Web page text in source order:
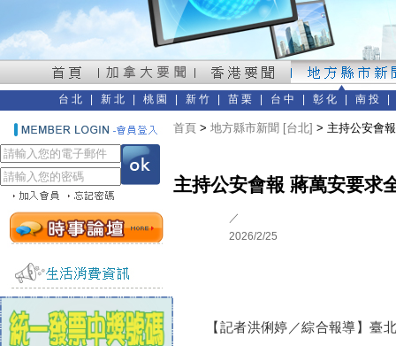
台北 新北 桃園 新竹 苗栗 台中 彰化 南投
首頁 > 地方縣市新聞 [台北] > 主持公安會
主持公安會報 蔣萬安要求
／
2026/2/25
【記者洪俐婷／綜合報導】臺